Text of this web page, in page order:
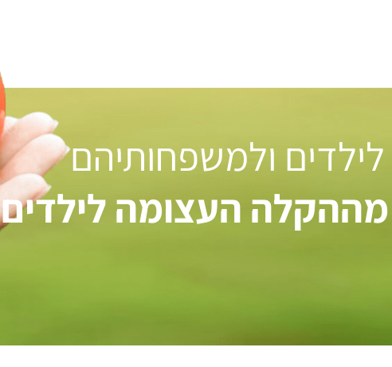
לילדים ולמשפחותיהם
העצומה לילדים